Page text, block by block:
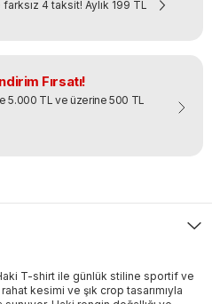
4 taksit! Aylık 199 TL
Fırsatı!
5.000 TL ve üzerine 500 TL
T-shirt ile günlük stiline sportif ve
kesimi ve şık crop tasarımıyla